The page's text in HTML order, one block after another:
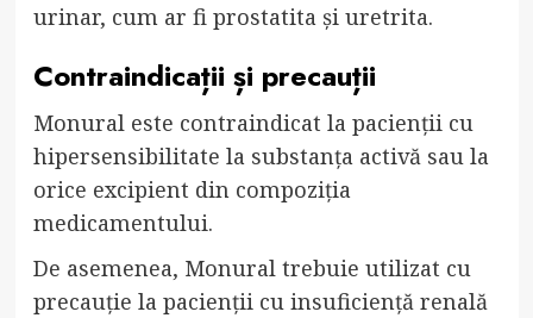
urinar, cum ar fi prostatita și uretrita.
Contraindicații și precauții
Monural este contraindicat la pacienții cu
hipersensibilitate la substanța activă sau la
orice excipient din compoziția
medicamentului.
De asemenea, Monural trebuie utilizat cu
precauție la pacienții cu insuficiență renală